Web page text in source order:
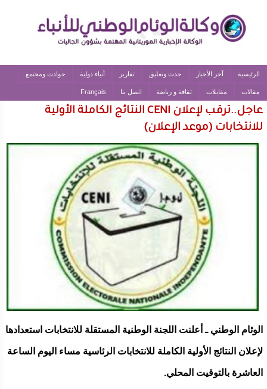
الرئيسية آخر الأخبار حدث وتعليق تقارير أنباء دولية حوادث ومجتمع
مقالات مقابلات ثقافة و رياضة اتصل بنا Français
عاجل..ترقب لإعلان CENI النتائج الكاملة الأولية
للانتخابات (موعد الإعلان)
الوئام الوطني ـ أعلنت اللجنة الوطنية المستقلة للانتخابات استعدادها
لإعلان النتائج الأولية الكاملة للانتخابات الرئاسية مساء اليوم الساعة
العاشرة بالتوقيت المحلي.